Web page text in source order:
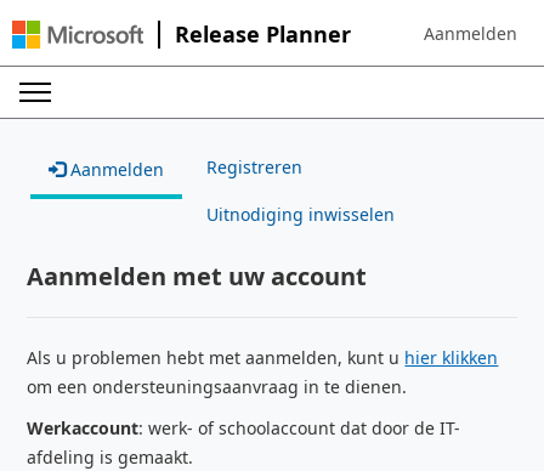
Release Planner Sign in to your
Aanmelden
Aanmelden Registreren
Uitnodiging inwisselen
Aanmelden met uw account
Als u problemen hebt met aanmelden, kunt u hier klikken
om een ondersteuningsaanvraag in te dienen.
Werkaccount: werk- of schoolaccount dat door de IT-
afdeling is gemaakt.